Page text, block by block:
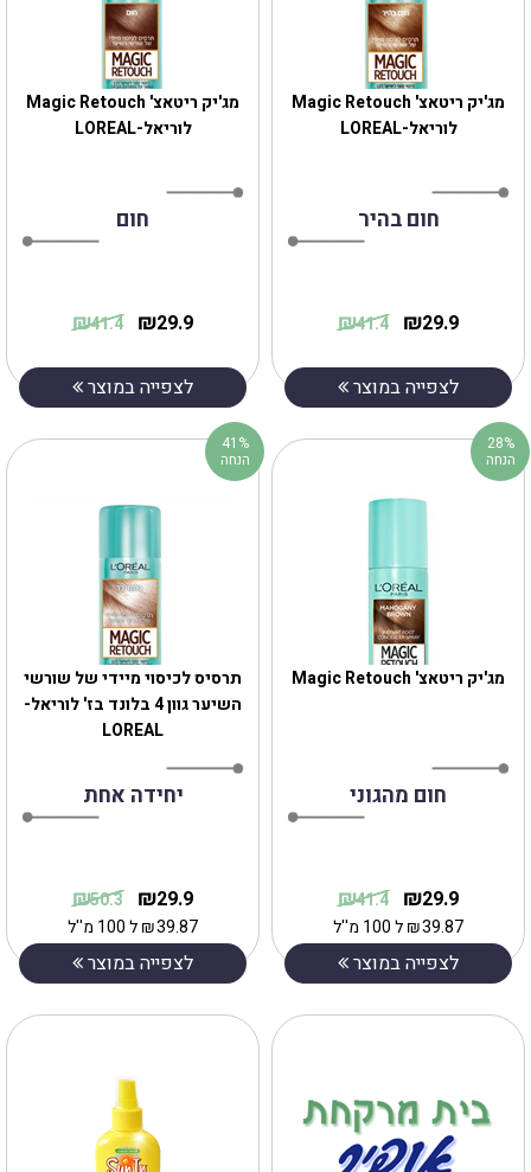
מג'יק ריטאצ' Magic Retouch
לוריאל-LOREAL
חום
29.9
₪
41.4
₪
לצפייה במוצר
מג'יק ריטאצ' Magic Retouch
לוריאל-LOREAL
חום בהיר
29.9
₪
41.4
₪
לצפייה במוצר
תרסיס לכיסוי מיידי של שורשי
השיער גוון 4 בלונד בז' לוריאל-
LOREAL
יחידה אחת
29.9
₪
50.3
₪
39.87
₪ל 100 מ''ל
לצפייה במוצר
41%
הנחה
מג'יק ריטאצ' Magic Retouch
חום מהגוני
29.9
₪
41.4
₪
39.87
₪ל 100 מ''ל
לצפייה במוצר
28%
הנחה